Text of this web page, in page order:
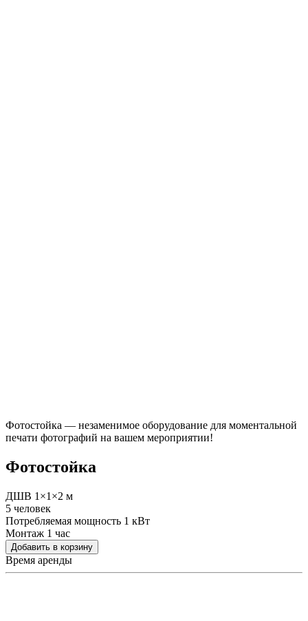
Фотостойка — незаменимое оборудование для моментальной
печати фотографий на вашем мероприятии!
Фотостойка
ДШВ 1×1×2 м
5 человек
Потребляемая мощность 1 кВт
Монтаж 1 час
Добавить в корзину
Время аренды